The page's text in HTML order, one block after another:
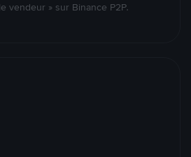
vendeur » sur Binance P2P.